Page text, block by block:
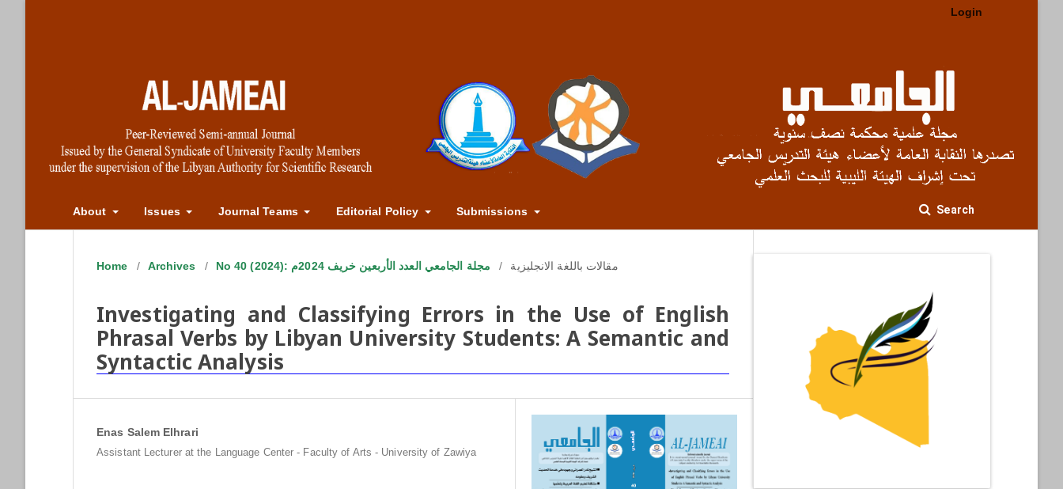
About Issues Journal Teams Editorial Policy Submissions Search
Login
Home / Archives / No 40 (2024): مجلة الجامعي العدد الأربعين خريف 2024م / مقالات باللغة الانجليزية
Investigating and Classifying Errors in the Use of English
Phrasal Verbs by Libyan University Students: A Semantic and
Syntactic Analysis
Enas Salem Elhrari
Assistant Lecturer at the Language Center - Faculty of Arts - University of Zawiya